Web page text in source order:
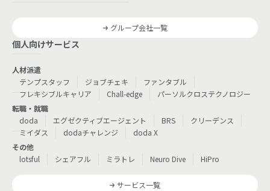
グループ会社一覧
個人向けサービス
人材派遣
テンプスタッフ
ジョブチェキ
ファンタブル
フレキシブルキャリア
Chall-edge
パーソルクロステクノロジー
転職・就職
doda
エグゼクティブエージェント BRS
クリーデンス
ミイダス
dodaチャレンジ
doda X
その他
lotsful
シェアフル ミラトレ Neuro Dive HiPro
サービス一覧